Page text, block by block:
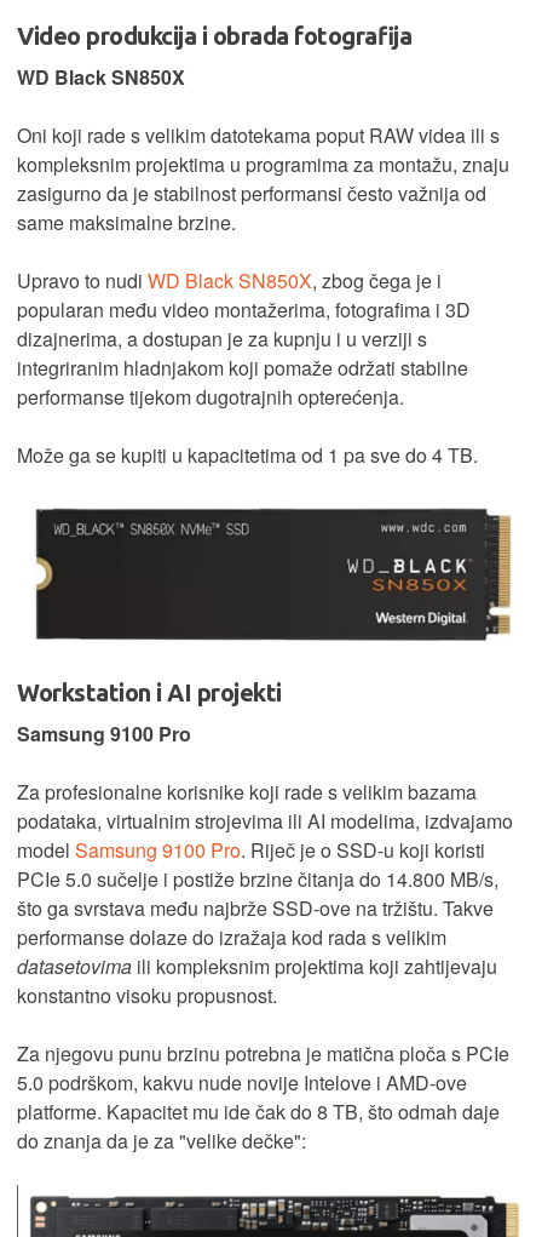
Video produkcija i obrada fotografija
WD Black SN850X
Oni koji rade s velikim datotekama poput RAW videa ili s
kompleksnim projektima u programima za montažu, znaju
zasigurno da je stabilnost performansi često važnija od
same maksimalne brzine.
Upravo to nudi WD Black SN850X, zbog čega je i
popularan među video montažerima, fotografima i 3D
dizajnerima, a dostupan je za kupnju i u verziji s
integriranim hladnjakom koji pomaže održati stabilne
performanse tijekom dugotrajnih opterećenja.
Može ga se kupiti u kapacitetima od 1 pa sve do 4 TB.
Workstation i AI projekti
Samsung 9100 Pro
Za profesionalne korisnike koji rade s velikim bazama
podataka, virtualnim strojevima ili AI modelima, izdvajamo
model Samsung 9100 Pro. Riječ je o SSD-u koji koristi
PCIe 5.0 sučelje i postiže brzine čitanja do 14.800 MB/s,
što ga svrstava među najbrže SSD-ove na tržištu. Takve
performanse dolaze do izražaja kod rada s velikim
datasetovima ili kompleksnim projektima koji zahtijevaju
konstantno visoku propusnost.
Za njegovu punu brzinu potrebna je matična ploča s PCIe
5.0 podrškom, kakvu nude novije Intelove i AMD-ove
platforme. Kapacitet mu ide čak do 8 TB, što odmah daje
do znanja da je za "velike dečke":